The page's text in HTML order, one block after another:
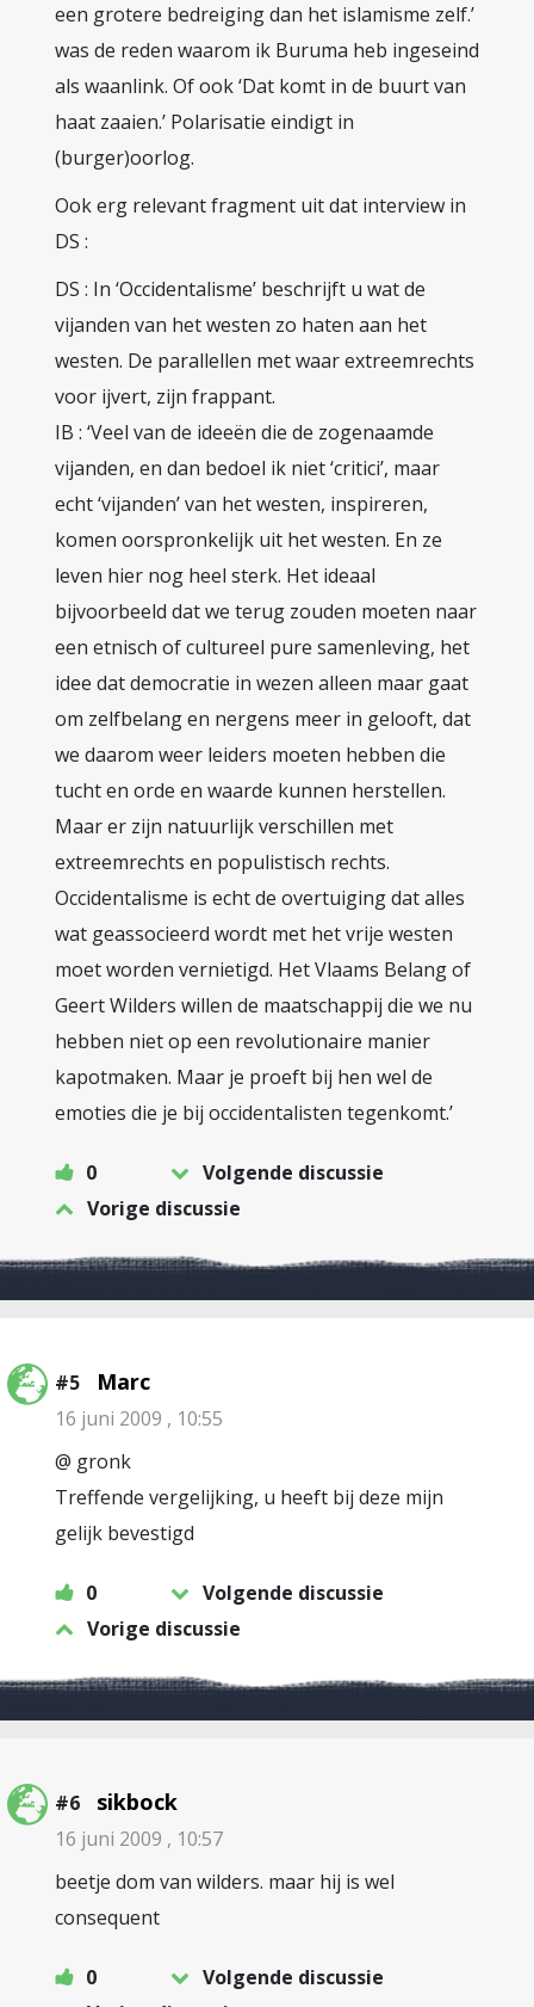
een grotere bedreiging dan het islamisme zelf.’
was de reden waarom ik Buruma heb ingeseind
als waanlink. Of ook ‘Dat komt in de buurt van
haat zaaien.’ Polarisatie eindigt in
(burger)oorlog.
Ook erg relevant fragment uit dat interview in
DS :
DS : In ‘Occidentalisme’ beschrijft u wat de
vijanden van het westen zo haten aan het
westen. De parallellen met waar extreemrechts
voor ijvert, zijn frappant.
IB : ‘Veel van de ideeën die de zogenaamde
vijanden, en dan bedoel ik niet ‘critici’, maar
echt ‘vijanden’ van het westen, inspireren,
komen oorspronkelijk uit het westen. En ze
leven hier nog heel sterk. Het ideaal
bijvoorbeeld dat we terug zouden moeten naar
een etnisch of cultureel pure samenleving, het
idee dat democratie in wezen alleen maar gaat
om zelfbelang en nergens meer in gelooft, dat
we daarom weer leiders moeten hebben die
tucht en orde en waarde kunnen herstellen.
Maar er zijn natuurlijk verschillen met
extreemrechts en populistisch rechts.
Occidentalisme is echt de overtuiging dat alles
wat geassocieerd wordt met het vrije westen
moet worden vernietigd. Het Vlaams Belang of
Geert Wilders willen de maatschappij die we nu
hebben niet op een revolutionaire manier
kapotmaken. Maar je proeft bij hen wel de
emoties die je bij occidentalisten tegenkomt.’
0
Volgende discussie
Vorige discussie
#5 Marc
16 juni 2009 , 10:55
@ gronk
Treffende vergelijking, u heeft bij deze mijn
gelijk bevestigd
0
Volgende discussie
Vorige discussie
#6 sikbock
16 juni 2009 , 10:57
beetje dom van wilders. maar hij is wel
consequent
0
Volgende discussie